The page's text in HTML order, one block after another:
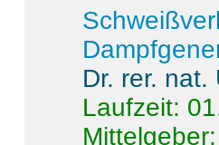
Dr. rer. nat.
Laufzeit: